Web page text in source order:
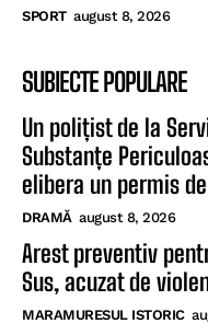
SPORT august 8, 2026
SUBIECTE POPULARE
Un polițist de la
Substanțe
elibera un permis
DRAMĂ august 8, 2026
Arest preventiv
Sus, acuzat de
MARAMURESUL ISTORIC